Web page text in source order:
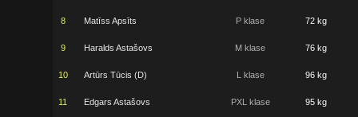
8 Matīss Apsīts P klase 72 kg
9 Haralds Astašovs M klase 76 kg
10 Artūrs Tūcis (D) L klase 96 kg
11 Edgars Astašovs PXL klase 95 kg